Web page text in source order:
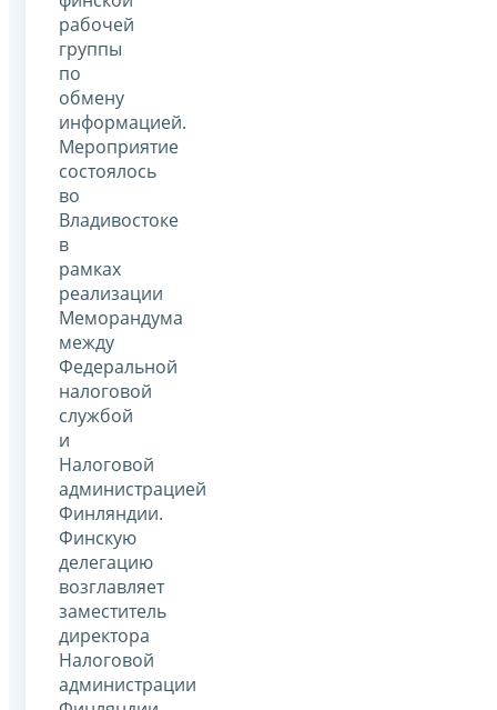
рабочей
группы
по
обмену
информацией.
Мероприятие
состоялось
во
Владивостоке
в
рамках
реализации
Меморандума
между
Федеральной
налоговой
службой
и
Налоговой
администрацией
Финляндии.
Финскую
делегацию
возглавляет
заместитель
директора
Налоговой
администрации